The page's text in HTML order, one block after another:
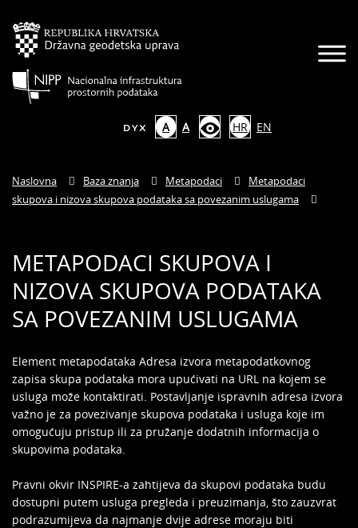
A A HR EN
Naslovna Baza znanja Metapodaci
Metapodaci
skupova i nizova skupova podataka sa povezanim uslugama
METAPODACI SKUPOVA I
NIZOVA SKUPOVA PODATAKA
SA POVEZANIM USLUGAMA
Element metapodataka Adresa izvora metapodatkovnog
zapisa skupa podataka mora upućivati na URL na kojem se
usluga može kontaktirati. Postavljanje ispravnih adresa izvora
važno je za povezivanje skupova podataka i usluga koje im
omogućuju pristup ili za pružanje dodatnih informacija o
skupovima podataka.
Pravni okvir INSPIRE-a zahtijeva da skupovi podataka budu
dostupni putem usluga pregleda i preuzimanja, što zauzvrat
podrazumijeva da najmanje dvije adrese moraju biti